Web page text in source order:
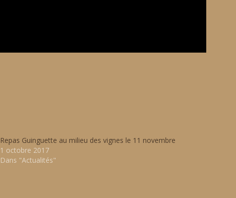
Repas Guinguette au milieu des vignes le 11 novembre
1 octobre 2017
Dans "Actualités"